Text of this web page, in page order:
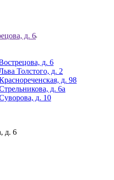
д. 6
д. 6
Толстого, д. 2
д. 98
д. 6а
д. 10
д. 6